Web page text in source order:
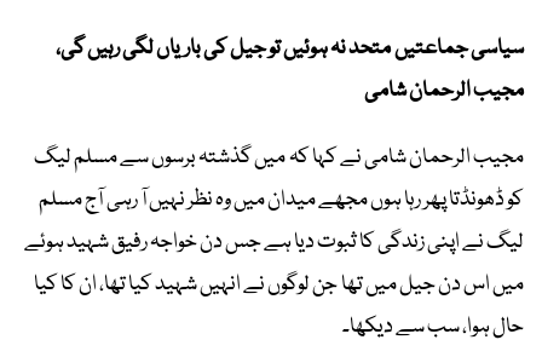
سیاسی جماعتیں متحد نہ ہوئیں تو جیل کی باریاں لگی رہیں گی،
مجیب الرحمان شامی
مجیب الرحمان شامی نے کہا کہ میں گذشتہ برسوں سے مسلم لیگ
کو ڈھونڈتا پھر رہا ہوں مجھے میدان میں وہ نظر نہیں آ رہی آج مسلم
لیگ نے اپنی زندگی کا ثبوت دیا ہے جس دن خواجہ رفیق شہید ہوئے
میں اس دن جیل میں تھا جن لوگوں نے انہیں شہید کیا تھا، ان کا کیا
حال ہوا، سب سے دیکھا۔